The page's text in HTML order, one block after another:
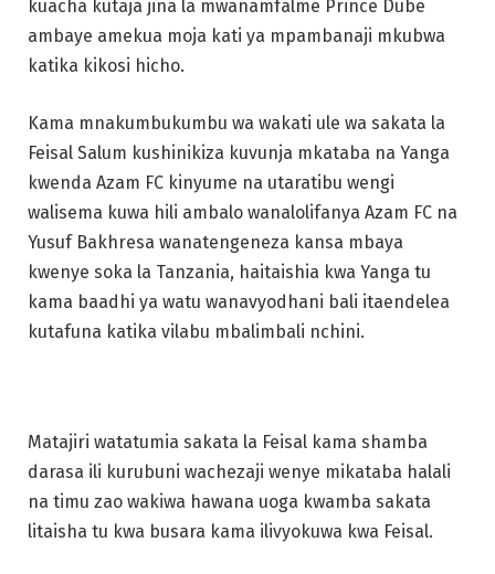
kuacha kutaja jina la mwanamfalme Prince Dube
ambaye amekua moja kati ya mpambanaji mkubwa
katika kikosi hicho.
Kama mnakumbukumbu wa wakati ule wa sakata la
Feisal Salum kushinikiza kuvunja mkataba na Yanga
kwenda Azam FC kinyume na utaratibu wengi
walisema kuwa hili ambalo wanalolifanya Azam FC na
Yusuf Bakhresa wanatengeneza kansa mbaya
kwenye soka la Tanzania, haitaishia kwa Yanga tu
kama baadhi ya watu wanavyodhani bali itaendelea
kutafuna katika vilabu mbalimbali nchini.
Matajiri watatumia sakata la Feisal kama shamba
darasa ili kurubuni wachezaji wenye mikataba halali
na timu zao wakiwa hawana uoga kwamba sakata
litaisha tu kwa busara kama ilivyokuwa kwa Feisal.